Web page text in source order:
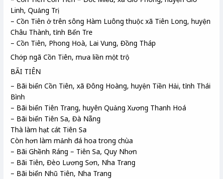
Linh, Quảng Trị
– Cồn Tiên ở trên sông Hàm Luông thuộc xã Tiên Long, huyện
Châu Thành, tỉnh Bến Tre
– Cồn Tiên, Phong Hoà, Lai Vung, Đồng Tháp
Chớp ngã Cồn Tiên, mưa liền một trộ
BÃI TIÊN
– Bãi biển Cồn Tiên, xã Đông Hoàng, huyện Tiền Hải, tỉnh Thái
Bình
– Bãi biển Tiên Trang, huyên Quảng Xương Thanh Hoá
– Bãi biển Tiên Sa, Đà Nẵng
Thà làm hạt cát Tiên Sa
Còn hơn làm mảnh đá hoa trong chùa
– Bãi Ghềnh Ráng – Tiên Sa, Quy Nhơn
– Bãi Tiên, Đèo Lương Sơn, Nha Trang
– Bãi biển Nhũ Tiên, Nha Trang